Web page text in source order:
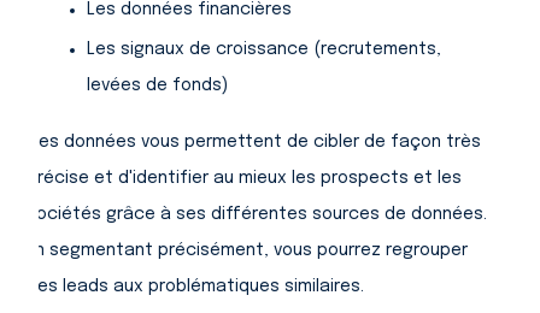
Les données financières
Les signaux de croissance (recrutements,
levées de fonds)
Ces données vous permettent de cibler de façon très
précise et d'identifier au mieux les prospects et les
sociétés grâce à ses différentes sources de données.
En segmentant précisément, vous pourrez regrouper
des leads aux problématiques similaires.